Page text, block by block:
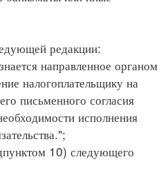
редакции:
направленное органом
налогоплательщику на
письменного согласия
исполнения
10) следующего